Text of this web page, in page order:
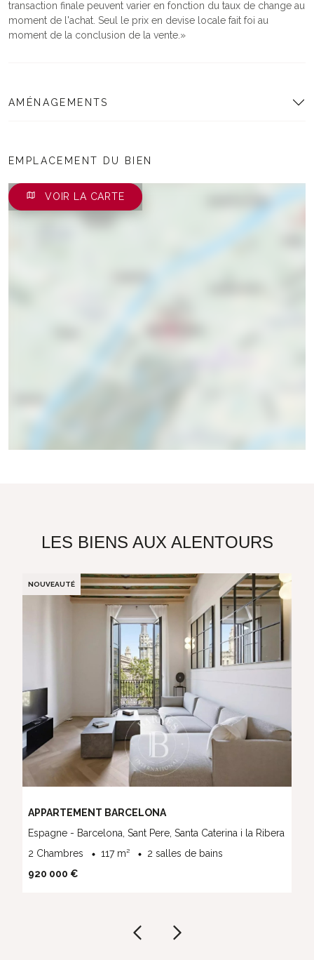
transaction finale peuvent varier en fonction du taux de change au
moment de l'achat. Seul le prix en devise locale fait foi au
moment de la conclusion de la vente.
AMÉNAGEMENTS
EMPLACEMENT DU BIEN
VOIR LA CARTE
LES BIENS AUX ALENTOURS
NOUVEAUTÉ
APPARTEMENT BARCELONA
Espagne - Barcelona, Sant Pere, Santa Caterina i la Ribera
2 Chambres
117 m²
2 salles de bains
920 000 €